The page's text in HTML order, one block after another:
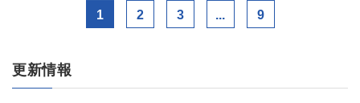
1 2 3 ... 9
更新情報